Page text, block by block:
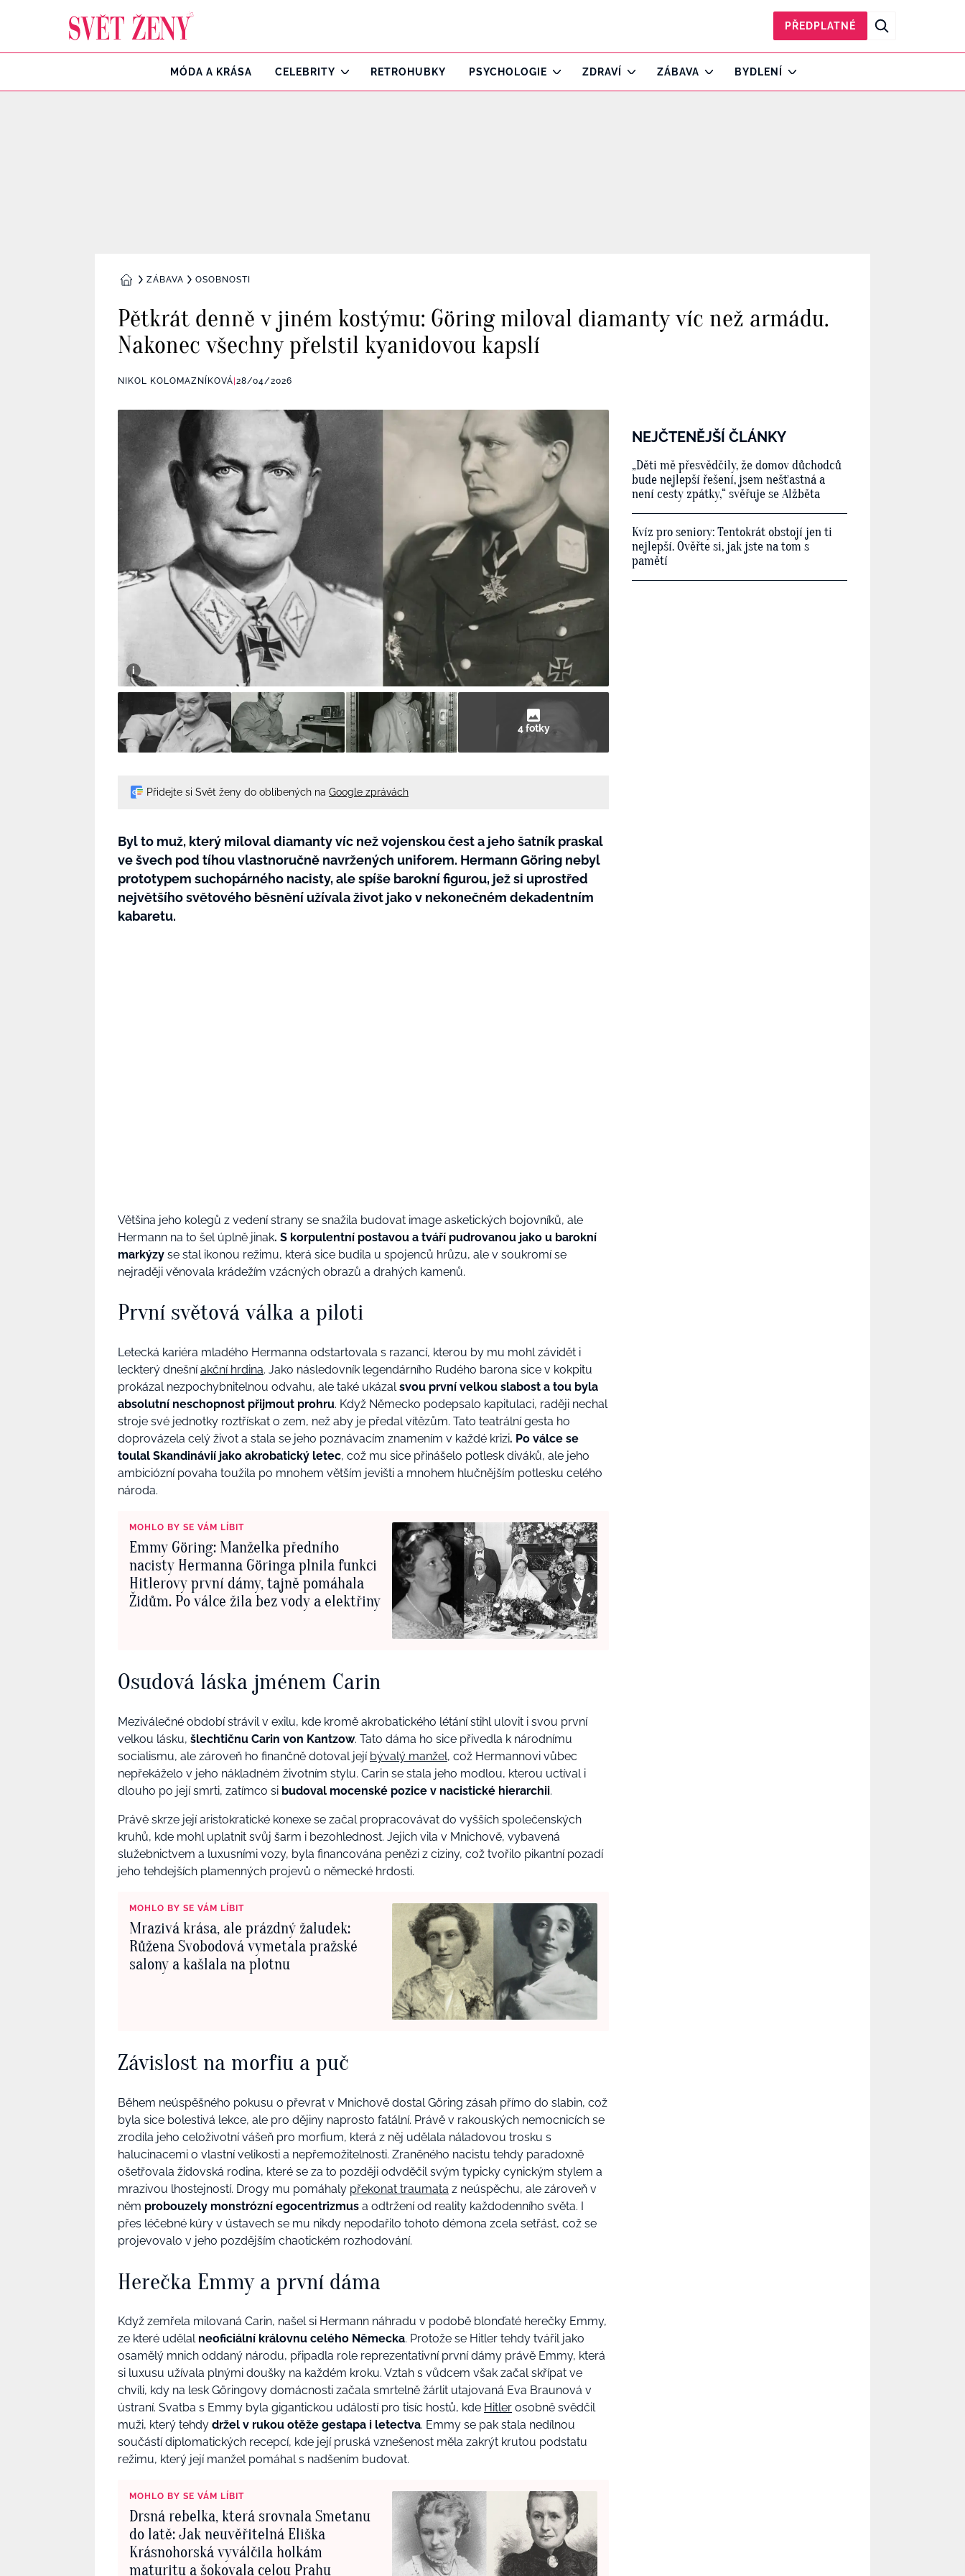
PŘEDPLATNÉ
MÓDA A KRÁSA CELEBRITY RETROHUBKY PSYCHOLOGIE ZDRAVÍ ZÁBAVA BYDLENÍ
DOMŮZÁBAVA OSOBNOSTI
Pětkrát denně v jiném kostýmu: Göring miloval diamanty víc než armádu.
Nakonec všechny přelstil kyanidovou kapslí
NIKOL KOLOMAZNÍKOVÁ 28/04/2026
4 fotky
Přidejte si Svět ženy do oblíbených na Google zprávách
Byl to muž, který miloval diamanty víc než vojenskou čest a jeho šatník praskal
ve švech pod tíhou vlastnoručně navržených uniforem. Hermann Göring nebyl
prototypem suchopárného nacisty, ale spíše barokní figurou, jež si uprostřed
největšího světového běsnění užívala život jako v nekonečném dekadentním
kabaretu.
Většina jeho kolegů z vedení strany se snažila budovat image asketických bojovníků, ale
Hermann na to šel úplně jinak. S korpulentní postavou a tváří pudrovanou jako u barokní
markýzy se stal ikonou režimu, která sice budila u spojenců hrůzu, ale v soukromí se
nejraději věnovala krádežím vzácných obrazů a drahých kamenů.
První světová válka a piloti
Letecká kariéra mladého Hermanna odstartovala s razancí, kterou by mu mohl závidět i
leckterý dnešníakční hrdina. Jako následovník legendárního Rudého barona sice v kokpitu
prokázal nezpochybnitelnou odvahu, ale také ukázalsvou první velkou slabost a tou byla
absolutní neschopnost přijmout prohru. Když Německo podepsalo kapitulaci, raději nechal
stroje své jednotky roztřískat o zem, než aby je předal vítězům. Tato teatrální gesta ho
doprovázela celý život a stala se jeho poznávacím znamením v každé krizi. Po válce se
toulal Skandinávií jako akrobatický letec, což mu sice přinášelo potlesk diváků, ale jeho
ambiciózní povaha toužila po mnohem větším jevišti a mnohem hlučnějším potlesku celého
národa.
MOHLO BY SE VÁM LÍBIT
Emmy Göring: Manželka předního
nacisty Hermanna Göringa plnila funkci
Hitlerovy první dámy, tajně pomáhala
Židům. Po válce žila bez vody a elektřiny
Osudová láska jménem Carin
Meziválečné období strávil v exilu, kde kromě akrobatického létání stihl ulovit i svou první
velkou lásku, šlechtičnu Carin von Kantzow. Tato dáma ho sice přivedla k národnímu
socialismu, ale zároveň ho finančně dotoval její bývalý manžel, což Hermannovi vůbec
nepřekáželo v jeho nákladném životním stylu. Carin se stala jeho modlou, kterou uctíval i
dlouho po její smrti, zatímco si budoval mocenské pozice v nacistické hierarchii.
Právě skrze její aristokratické konexe se začal propracovávat do vyšších společenských
kruhů, kde mohl uplatnit svůj šarm i bezohlednost. Jejich vila v Mnichově, vybavená
služebnictvem a luxusními vozy, byla financována penězi z ciziny, což tvořilo pikantní pozadí
jeho tehdejších plamenných projevů o německé hrdosti.
MOHLO BY SE VÁM LÍBIT
Mrazivá krása, ale prázdný žaludek:
Růžena Svobodová vymetala pražské
salony a kašlala na plotnu
Závislost na morfiu a puč
Během neúspěšného pokusu o převrat v Mnichově dostal Göring zásah přímo do slabin, což
byla sice bolestivá lekce, ale pro dějiny naprosto fatální. Právě v rakouských nemocnicích se
zrodila jeho celoživotní vášeň pro morfium, která z něj udělala náladovou trosku s
halucinacemi o vlastní velikosti a nepřemožitelnosti. Zraněného nacistu tehdy paradoxně
ošetřovala židovská rodina, které se za to později odvděčil svým typicky cynickým stylem a
mrazivou lhostejností. Drogy mu pomáhaly překonat traumata z neúspěchu, ale zároveň v
něm probouzely monstrózní egocentrizmus a odtržení od reality každodenního světa. I
přes léčebné kúry v ústavech se mu nikdy nepodařilo tohoto démona zcela setřást, což se
projevovalo v jeho pozdějším chaotickém rozhodování.
Herečka Emmy a první dáma
Když zemřela milovaná Carin, našel si Hermann náhradu v podobě blonďaté herečky Emmy,
ze které udělal neoficiální královnu celého Německa. Protože se Hitler tehdy tvářil jako
osamělý mnich oddaný národu, připadla role reprezentativní první dámy právě Emmy, která
si luxusu užívala plnými doušky na každém kroku. Vztah s vůdcem však začal skřípat ve
chvíli, kdy na lesk Göringovy domácnosti začala smrtelně žárlit utajovaná Eva Braunová v
ústraní. Svatba s Emmy byla gigantickou událostí pro tisíc hostů, kde Hitler osobně svědčil
muži, který tehdy držel v rukou otěže gestapa i letectva. Emmy se pak stala nedílnou
součástí diplomatických recepcí, kde její pruská vznešenost měla zakrýt krutou podstatu
režimu, který její manžel pomáhal s nadšením budovat.
MOHLO BY SE VÁM LÍBIT
Drsná rebelka, která srovnala Smetanu
do latě: Jak neuvěřitelná Eliška
Krásnohorská vyválčila holkám
maturitu a šokovala celou Prahu
NEJČTENĚJŠÍ ČLÁNKY
„Děti mě přesvědčily, že domov důchodců
bude nejlepší řešení, jsem nešťastná a
není cesty zpátky,“ svěřuje se Alžběta
Kvíz pro seniory: Tentokrát obstojí jen ti
nejlepší. Ověřte si, jak jste na tom s
pamětí